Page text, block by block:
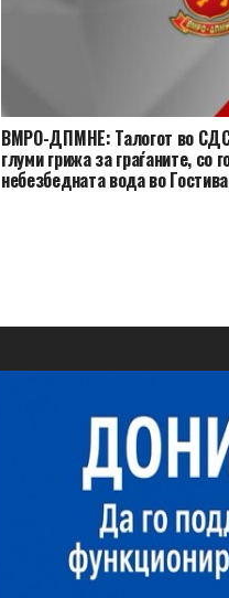
ВМРО-ДПМНЕ: Талогот во
глуми грижа за граѓаните, со
небезбедната вода во